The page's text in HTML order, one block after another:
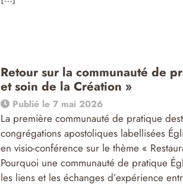
Retour sur la communauté de
et soin de la Création »
Publié le 7 mai 2026
La première communauté de pratique
congrégations apostoliques labellisées
en visio-conférence sur le thème «
Pourquoi une communauté de pratique
les liens et les échanges d’expérience